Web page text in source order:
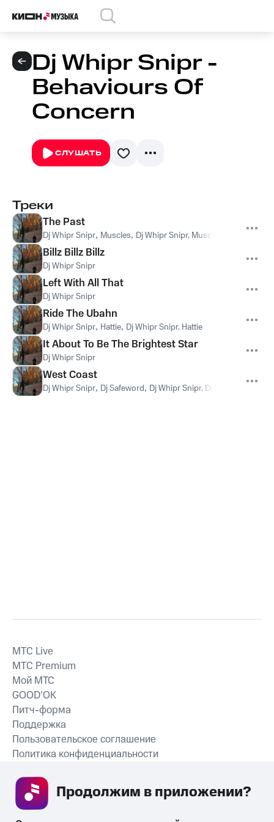
Dj Whipr Snipr -
Behaviours Of
Concern
СЛУШАТЬ
Треки
The Past
Dj Whipr Snipr, Muscles, Dj Whipr Snipr, Muscles
Billz Billz Billz
Dj Whipr Snipr
Left With All That
Dj Whipr Snipr
Ride The Ubahn
Dj Whipr Snipr, Hattie, Dj Whipr Snipr, Hattie
It About To Be The Brightest Star
Dj Whipr Snipr
West Coast
Dj Whipr Snipr, Dj Safeword, Dj Whipr Snipr, Dj Safeword
СКАЧАТЬ ПРИЛОЖЕНИЕ
MTС Live
MTС Premium
Мой МТС
GOOD’OK
Питч-форма
Поддержка
Пользовательское соглашение
Политика конфиденциальности